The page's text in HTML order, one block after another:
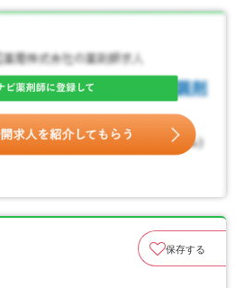
保存する